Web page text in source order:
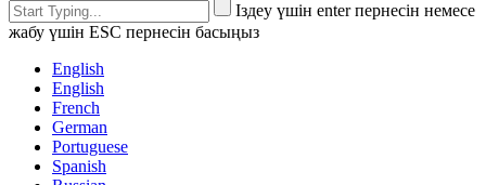
Іздеу үшін enter пернесін немесе
жабу үшін ESC пернесін басыңыз
English
English
French
German
Portuguese
Spanish